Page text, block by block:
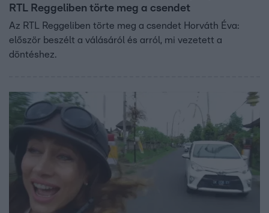
RTL Reggeliben törte meg a csendet
Az RTL Reggeliben törte meg a csendet Horváth Éva:
először beszélt a válásáról és arról, mi vezetett a
döntéshez.